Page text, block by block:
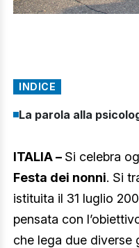
INDICE
La parola alla
ITALIA – Si celebra
Festa dei nonni. Si
istituita il 31 luglio
pensata con
che lega due diverse